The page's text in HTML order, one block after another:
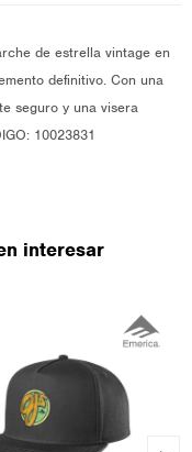
de estrella vintage en
definitivo. Con una
seguro y una visera
10023831
interesar